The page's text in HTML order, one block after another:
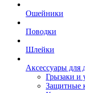
Ошейники
Поводки
Шлейки
Аксессуары для
Грызаки и
Защитные